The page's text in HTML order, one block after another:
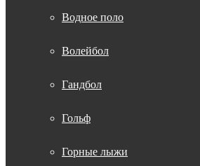
Водное поло
Волейбол
Гандбол
Гольф
Горные лыжи